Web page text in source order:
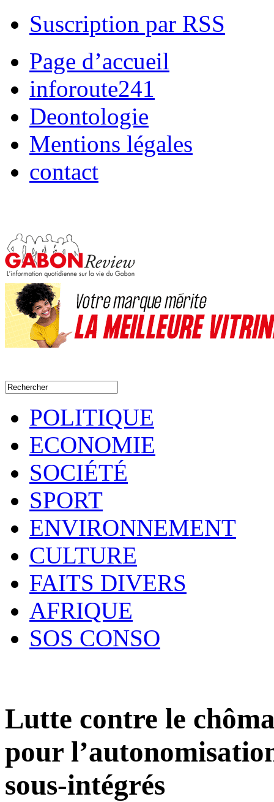
Suscription par RSS
Page d’accueil
inforoute241
Deontologie
Mentions légales
contact
POLITIQUE
ECONOMIE
SOCIÉTÉ
SPORT
ENVIRONNEMENT
CULTURE
FAITS DIVERS
AFRIQUE
SOS CONSO
Lutte contre le
pour
sous-intégrés